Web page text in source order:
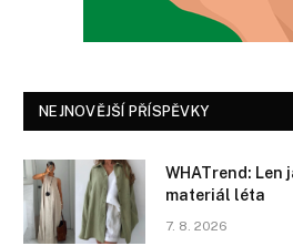
NEJNOVĚJŠÍ PŘÍSPĚVKY
WHATrend: Len
materiál léta
7. 8. 2026